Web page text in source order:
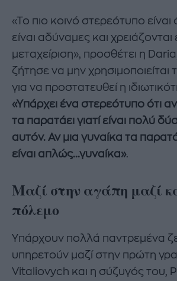
«Το πιο κοινό στερεότυπο είναι
είναι αδύναμες και χρειάζονται
μεταχείριση», προσθέτει η
ζήτησε να μην χρησιμοποιείται
για να προστατευθεί η
«Υπάρχει ένα στερεότυπο ότι
τα παρατάει γιατί είναι πολύ
αυτόν. Αν μια γυναίκα τα παρατά
είναι απλώς...γυναίκα».
Μαζί στην αγάπη μαζί
πόλεμο
Υπάρχουν πολλά παντρεμένα
υπηρετούν μαζί στην πρώτη
Vitaliovych και η σύζυγός του,